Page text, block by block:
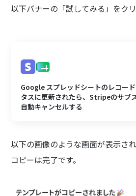
以下バナーの「試してみる」をクリ
Google スプレッドシートのレコー
タスに更新されたら、Stripeのサブ
自動キャンセルする
以下の画像のような画面が表示さ
コピーは完了です。